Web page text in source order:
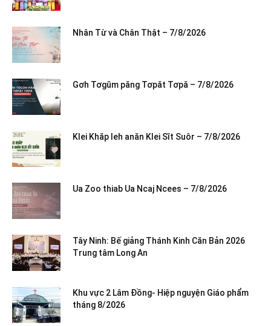
Nhân Từ và Chân Thật – 7/8/2026
Gơh Tơgŭm păng Tơpăt Tơpă – 7/8/2026
Klei Khăp leh anăn Klei Sĭt Suôr – 7/8/2026
Ua Zoo thiab Ua Ncaj Ncees – 7/8/2026
Tây Ninh: Bế giảng Thánh Kinh Căn Bản 2026
Trung tâm Long An
Khu vực 2 Lâm Đồng- Hiệp nguyện Giáo phẩm
tháng 8/2026